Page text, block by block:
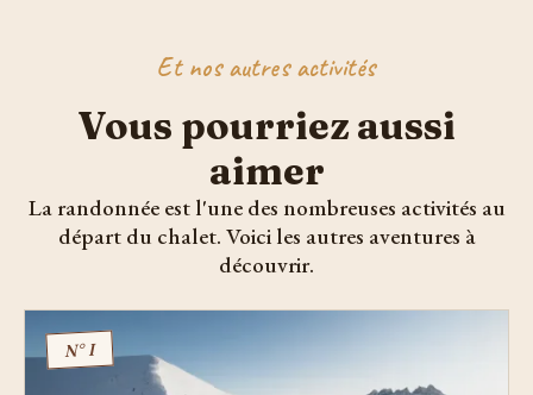
Et nos autres activités
Vous pourriez aussi
aimer
La randonnée est l'une des nombreuses activités au
départ du chalet. Voici les autres aventures à
découvrir.
N° I